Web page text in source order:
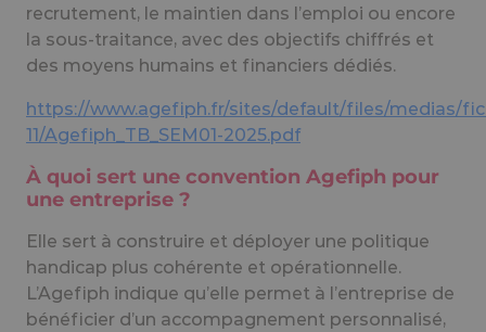
recrutement, le maintien dans l’emploi ou encore
la sous-traitance, avec des objectifs chiffrés et
des moyens humains et financiers dédiés.
https://www.agefiph.fr/sites/default/files/medias/
11/Agefiph_TB_SEM01-2025.pdf
À quoi sert une convention Agefiph pour
une entreprise ?
Elle sert à construire et déployer une politique
handicap plus cohérente et opérationnelle.
L’Agefiph indique qu’elle permet à l’entreprise de
bénéficier d’un accompagnement personnalisé,